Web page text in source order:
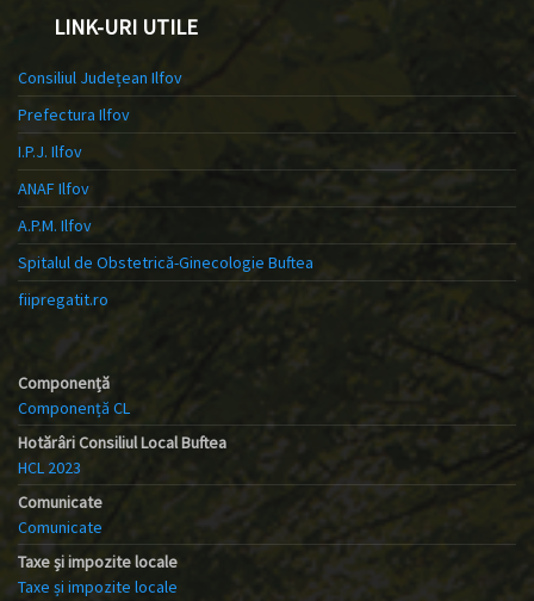
LINK-URI UTILE
Consiliul Județean Ilfov
Prefectura Ilfov
I.P.J. Ilfov
ANAF Ilfov
A.P.M. Ilfov
Spitalul de Obstetrică-Ginecologie Buftea
fiipregatit.ro
Componență
Componență CL
Hotărâri Consiliul Local Buftea
HCL 2023
Comunicate
Comunicate
Taxe și impozite locale
Taxe și impozite locale